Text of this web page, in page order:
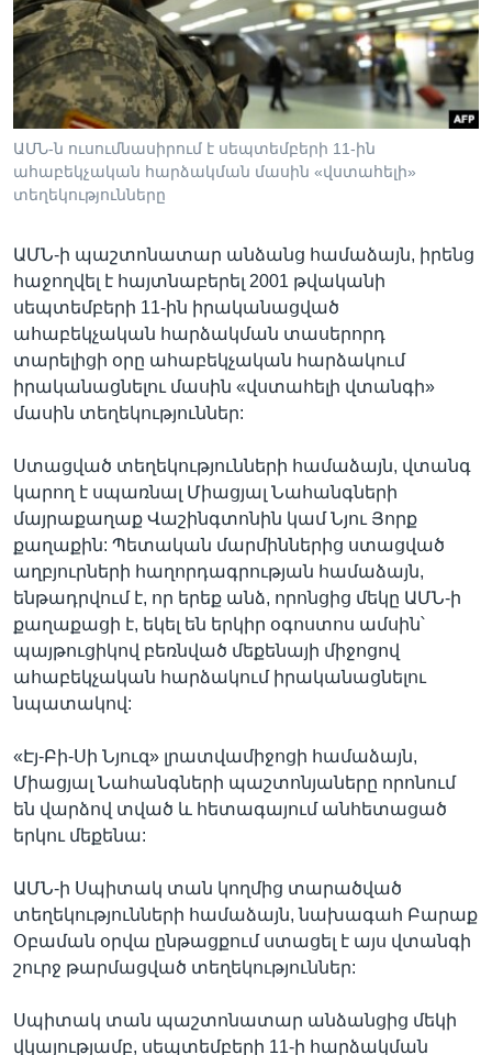
Լեզուներ
ԱՄՆ-ն ուսումնասիրում է սեպտեմբերի 11-ին
ահաբեկչական հարձակման մասին «վստահելի»
տեղեկությունները
ԱՄՆ-ի պաշտոնատար անձանց համաձայն, իրենց
հաջողվել է հայտնաբերել 2001 թվականի
սեպտեմբերի 11-ին իրականացված
ահաբեկչական հարձակման տասերորդ
տարելիցի օրը ահաբեկչական հարձակում
իրականացնելու մասին «վստահելի վտանգի»
մասին տեղեկություններ:
Ստացված տեղեկությունների համաձայն, վտանգ
կարող է սպառնալ Միացյալ Նահանգների
մայրաքաղաք Վաշինգտոնին կամ Նյու Յորք
քաղաքին: Պետական մարմիններից ստացված
աղբյուրների հաղորդագրության համաձայն,
ենթադրվում է, որ երեք անձ, որոնցից մեկը ԱՄՆ-ի
քաղաքացի է, եկել են երկիր օգոստոս ամսին՝
պայթուցիկով բեռնված մեքենայի միջոցով
ահաբեկչական հարձակում իրականացնելու
նպատակով:
«Էյ-Բի-Սի Նյուզ» լրատվամիջոցի համաձայն,
Միացյալ Նահանգների պաշտոնյաները որոնում
են վարձով տված և հետագայում անհետացած
երկու մեքենա:
ԱՄՆ-ի Սպիտակ տան կողմից տարածված
տեղեկությունների համաձայն, նախագահ Բարաք
Օբաման օրվա ընթացքում ստացել է այս վտանգի
շուրջ թարմացված տեղեկություններ:
Սպիտակ տան պաշտոնատար անձանցից մեկի
վկայությամբ, սեպտեմբերի 11-ի հարձակման